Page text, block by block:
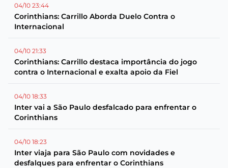
04/10 23:44
Corinthians: Carrillo Aborda Duelo Contra o
Internacional
04/10 21:33
Corinthians: Carrillo destaca importância do jogo
contra o Internacional e exalta apoio da Fiel
04/10 18:33
Inter vai a São Paulo desfalcado para enfrentar o
Corinthians
04/10 18:23
Inter viaja para São Paulo com novidades e
desfalques para enfrentar o Corinthians